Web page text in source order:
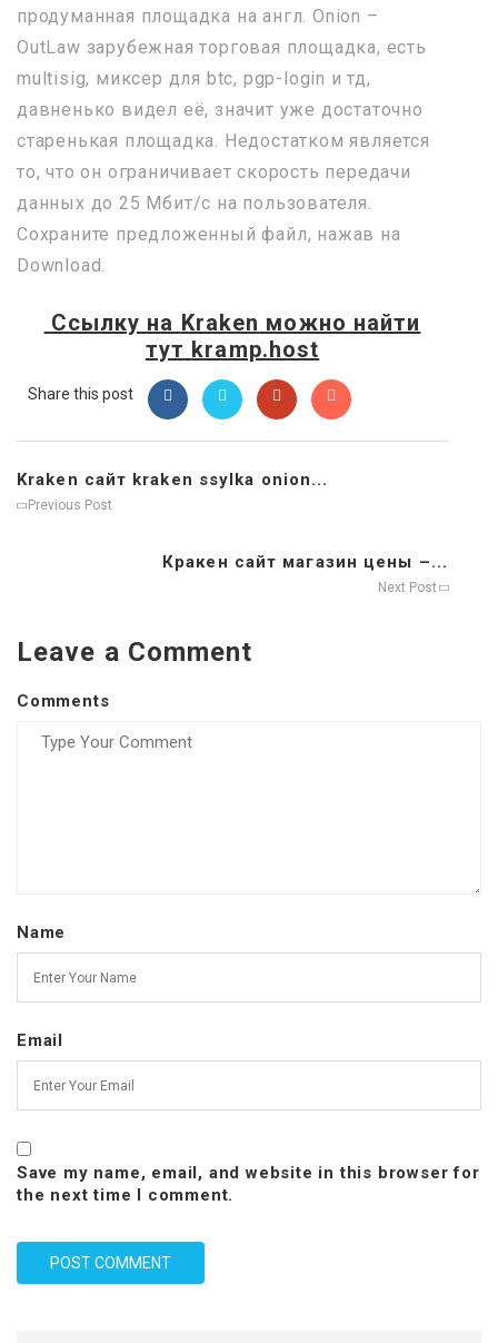
продуманная площадка на англ. Onion –
OutLaw зарубежная торговая площадка, есть
multisig, миксер для btc, pgp-login и тд,
давненько видел её, значит уже достаточно
старенькая площадка. Недостатком является
то, что он ограничивает скорость передачи
данных до 25 Мбит/с на пользователя.
Сохраните предложенный файл, нажав на
Download.
Ссылку на Kraken можно найти
тут kramp.host
Share this post
Kraken сайт kraken ssylka onion...
Previous Post
Кракен сайт магазин цены –...
Next Post
Leave a Comment
Comments
Name
Email
Save my name, email, and website in this browser for
the next time I comment.